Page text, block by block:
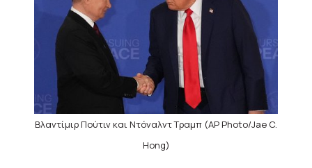
Βλαντίμιρ Πούτιν και Ντόναλντ Τραμπ (AP Photo/Jae C.
Hong)